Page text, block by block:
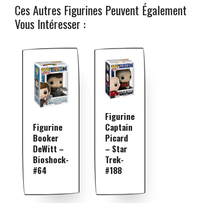
Ces Autres Figurines Peuvent Également
Vous Intéresser :
Figurine
Booker
DeWitt –
Bioshock-
#64
Figurine
Captain
Picard
– Star
Trek-
#188